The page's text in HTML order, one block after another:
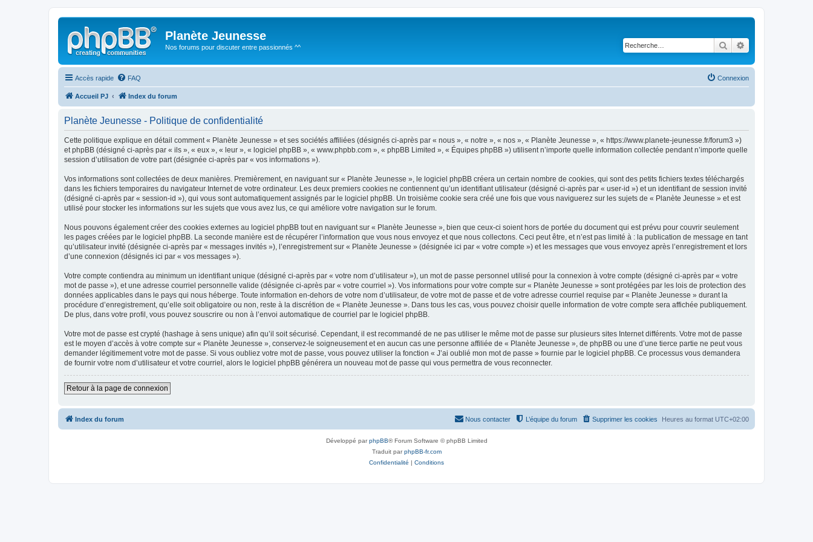
Planète Jeunesse
Nos forums pour discuter entre passionnés ^^ Rechercher
Accès rapide FAQ Connexion
Accueil PJ Index du forum
Planète Jeunesse - Politique de confidentialité
Cette politique explique en détail comment « Planète Jeunesse » et ses sociétés affiliées (désignés ci-après par « nous », « notre », « nos », « Planète Jeunesse », « https://www.planete-jeunesse.fr/forum3 »)
et phpBB (désigné ci-après par « ils », « eux », « leur », « logiciel phpBB », « www.phpbb.com », « phpBB Limited », « Équipes phpBB ») utilisent n’importe quelle information collectée pendant n’importe quelle
session d’utilisation de votre part (désignée ci-après par « vos informations »).
Vos informations sont collectées de deux manières. Premièrement, en naviguant sur « Planète Jeunesse », le logiciel phpBB créera un certain nombre de cookies, qui sont des petits fichiers textes téléchargés
dans les fichiers temporaires du navigateur Internet de votre ordinateur. Les deux premiers cookies ne contiennent qu’un identifiant utilisateur (désigné ci-après par « user-id ») et un identifiant de session invité
(désigné ci-après par « session-id »), qui vous sont automatiquement assignés par le logiciel phpBB. Un troisième cookie sera créé une fois que vous naviguerez sur les sujets de « Planète Jeunesse » et est
utilisé pour stocker les informations sur les sujets que vous avez lus, ce qui améliore votre navigation sur le forum.
Nous pouvons également créer des cookies externes au logiciel phpBB tout en naviguant sur « Planète Jeunesse », bien que ceux-ci soient hors de portée du document qui est prévu pour couvrir seulement
les pages créées par le logiciel phpBB. La seconde manière est de récupérer l’information que vous nous envoyez et que nous collectons. Ceci peut être, et n’est pas limité à : la publication de message en tant
qu’utilisateur invité (désignée ci-après par « messages invités »), l’enregistrement sur « Planète Jeunesse » (désignée ici par « votre compte ») et les messages que vous envoyez après l’enregistrement et lors
d’une connexion (désignés ici par « vos messages »).
Votre compte contiendra au minimum un identifiant unique (désigné ci-après par « votre nom d’utilisateur »), un mot de passe personnel utilisé pour la connexion à votre compte (désigné ci-après par « votre
mot de passe »), et une adresse courriel personnelle valide (désignée ci-après par « votre courriel »). Vos informations pour votre compte sur « Planète Jeunesse » sont protégées par les lois de protection des
données applicables dans le pays qui nous héberge. Toute information en-dehors de votre nom d’utilisateur, de votre mot de passe et de votre adresse courriel requise par « Planète Jeunesse » durant la
procédure d’enregistrement, qu’elle soit obligatoire ou non, reste à la discrétion de « Planète Jeunesse ». Dans tous les cas, vous pouvez choisir quelle information de votre compte sera affichée publiquement.
De plus, dans votre profil, vous pouvez souscrire ou non à l’envoi automatique de courriel par le logiciel phpBB.
Votre mot de passe est crypté (hashage à sens unique) afin qu’il soit sécurisé. Cependant, il est recommandé de ne pas utiliser le même mot de passe sur plusieurs sites Internet différents. Votre mot de passe
est le moyen d’accès à votre compte sur « Planète Jeunesse », conservez-le soigneusement et en aucun cas une personne affiliée de « Planète Jeunesse », de phpBB ou une d’une tierce partie ne peut vous
demander légitimement votre mot de passe. Si vous oubliez votre mot de passe, vous pouvez utiliser la fonction « J’ai oublié mon mot de passe » fournie par le logiciel phpBB. Ce processus vous demandera
de fournir votre nom d’utilisateur et votre courriel, alors le logiciel phpBB générera un nouveau mot de passe qui vous permettra de vous reconnecter.
Retour à la page de connexion
Index du forum Heures au format UTC+02:00
Supprimer les cookies
L’équipe du forum
Nous contacter
Développé parphpBB® Forum Software © phpBB Limited
Traduit parphpBB-fr.com
Confidentialité | Conditions